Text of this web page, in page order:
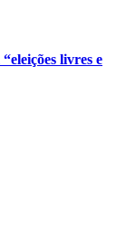
livres e